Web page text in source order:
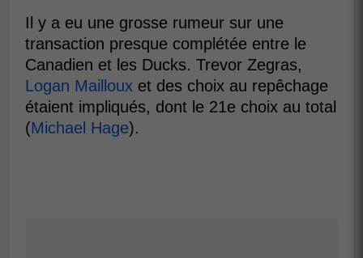
Il y a eu une grosse rumeur sur une
transaction presque complétée entre le
Canadien et les Ducks. Trevor Zegras,
Logan Mailloux et des choix au repêchage
étaient impliqués, dont le 21e choix au total
(Michael Hage).